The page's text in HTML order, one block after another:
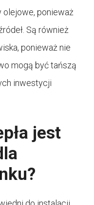
ponieważ
Są również
ponieważ nie
mogą być tańszą
inwestycji
jest